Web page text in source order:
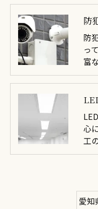
防
防
っ
富
心
工
愛知